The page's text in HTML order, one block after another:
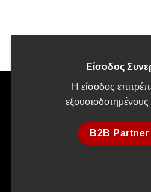
Είσοδος
Η είσοδος
εξουσιοδοτημένους
B2B